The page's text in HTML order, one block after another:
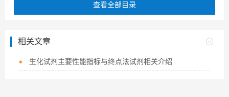
查看全部目录
相关文章
生化试剂主要性能指标与终点法试剂相关介绍